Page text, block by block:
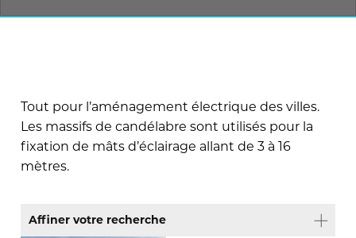
Tout pour l’aménagement électrique des villes.
Les massifs de candélabre sont utilisés pour la
fixation de mâts d’éclairage allant de 3 à 16
mètres.
Affiner votre recherche